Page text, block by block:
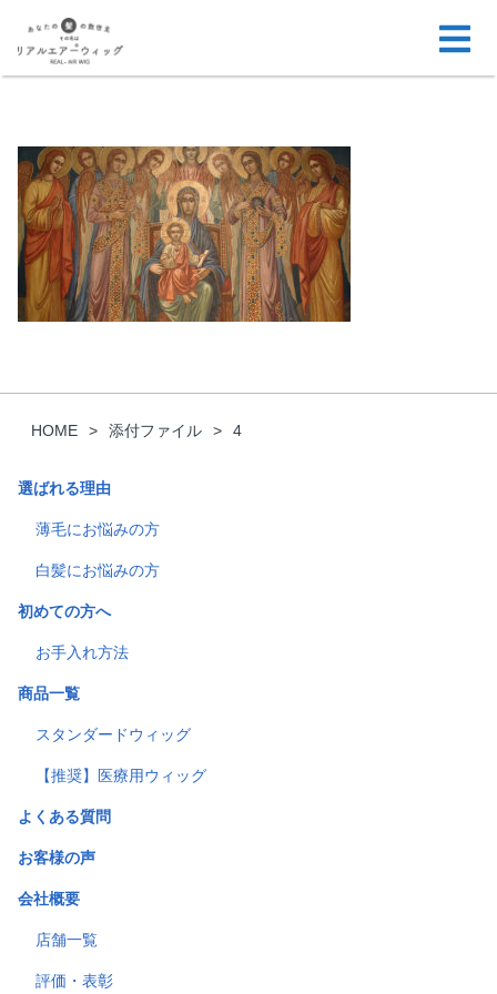
HOME 添付ファイル 4
選ばれる理由
薄毛にお悩みの方
白髪にお悩みの方
初めての方へ
お手入れ方法
商品一覧
スタンダードウィッグ
【推奨】医療用ウィッグ
よくある質問
お客様の声
会社概要
店舗一覧
評価・表彰